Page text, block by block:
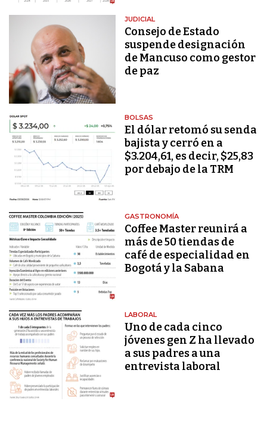
JUDICIAL
Consejo de Estado
suspende designación
de Mancuso como gestor
de paz
BOLSAS
El dólar retomó su senda
bajista y cerró en a
$3.204,61, es decir, $25,83
por debajo de la TRM
GASTRONOMÍA
Coffee Master reunirá a
más de 50 tiendas de
café de especialidad en
Bogotá y la Sabana
LABORAL
Uno de cada cinco
jóvenes gen Z ha llevado
a sus padres a una
entrevista laboral